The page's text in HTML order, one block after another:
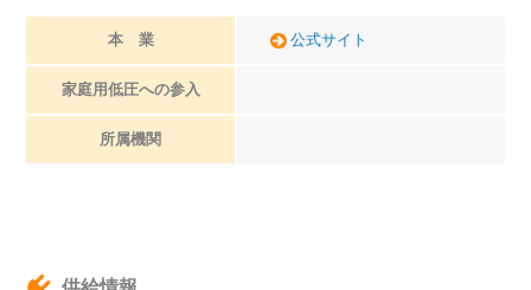
本 業 公式サイト
家庭用低圧への参入
所属機関